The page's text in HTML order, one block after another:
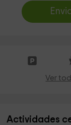
Ver
Actividades